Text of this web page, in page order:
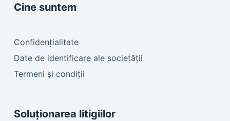
Cine suntem
Confidențialitate
Date de identificare ale societății
Termeni și condiții
Soluționarea litigiilor